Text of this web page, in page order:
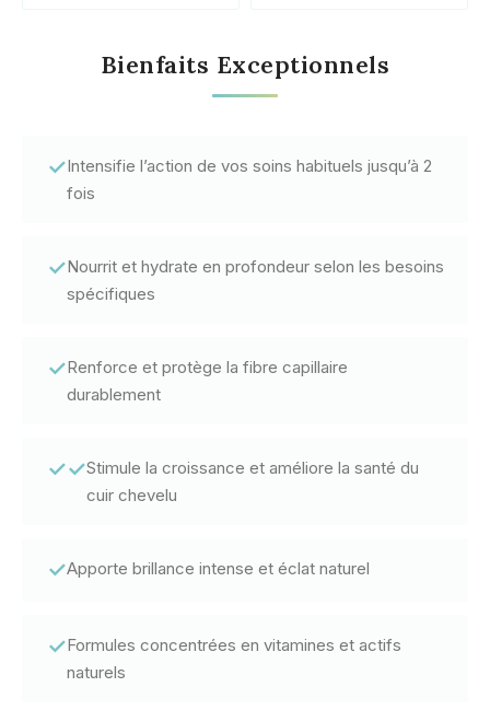
Bienfaits Exceptionnels
✓Intensifie l’action de vos soins habituels jusqu’à 2
fois
✓Nourrit et hydrate en profondeur selon les besoins
spécifiques
✓Renforce et protège la fibre capillaire
durablement
✓✓Stimule la croissance et améliore la santé du
cuir chevelu
✓Apporte brillance intense et éclat naturel
✓Formules concentrées en vitamines et actifs
naturels